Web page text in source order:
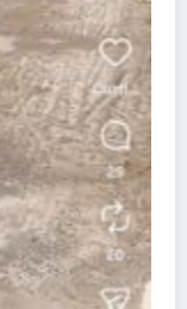
Jesus! Alerta
Programa
Wisley
Contato
99908-4338 -
SpiceThemes